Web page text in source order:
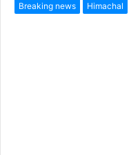
Breaking news Himachal